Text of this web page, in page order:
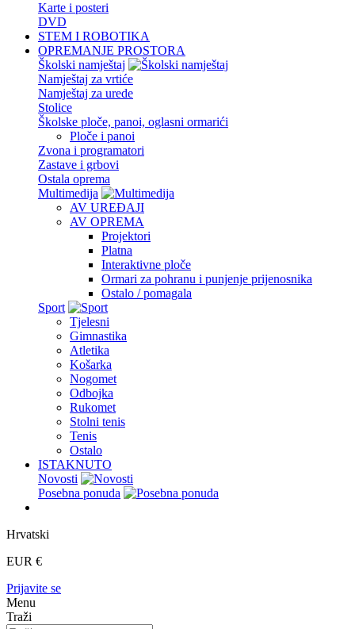
Karte i posteri
DVD
STEM I ROBOTIKA
OPREMANJE PROSTORA
Školski namještaj
Namještaj za vrtiće
Namještaj za urede
Stolice
Školske ploče, panoi, oglasni ormarići
Ploče i panoi
Zvona i programatori
Zastave i grbovi
Ostala oprema
Multimedija
AV UREĐAJI
AV OPREMA
Projektori
Platna
Interaktivne ploče
Ormari za pohranu i punjenje prijenosnika
Ostalo / pomagala
Sport
Tjelesni
Gimnastika
Atletika
Košarka
Nogomet
Odbojka
Rukomet
Stolni tenis
Tenis
Ostalo
ISTAKNUTO
Novosti
Posebna ponuda
Hrvatski
EUR €
Prijavite se
Menu
Traži